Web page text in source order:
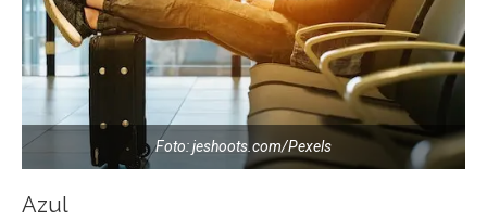
Foto: jeshoots.com/Pexels
Azul